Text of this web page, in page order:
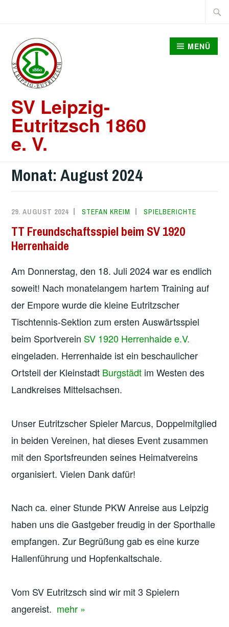
springen
Suche
SV Leipzig-
Eutritzsch 1860
e. V.
MENÜ
Monat:August 2024
29. AUGUST 2024 STEFAN KREIM SPIELBERICHTE
TT Freundschaftsspiel beim SV 1920
Herrenhaide
Am Donnerstag, den 18. Juli 2024 war es endlich
soweit! Nach monatelangem hartem Training auf
der Empore wurde die kleine Eutritzscher
Tischtennis-Sektion zum ersten Auswärtsspiel
beim Sportverein SV 1920 Herrenhaide e.V.
eingeladen. Herrenhaide ist ein beschaulicher
Ortsteil der Kleinstadt Burgstädt im Westen des
Landkreises Mittelsachsen.
Unser Eutritzscher Spieler Marcus, Doppelmitglied
in beiden Vereinen, hat dieses Event zusammen
mit den Sportsfreunden seines Heimatvereins
organisiert. Vielen Dank dafür!
Nach ca. einer Stunde PKW Anreise aus Leipzig
haben uns die Gastgeber freudig in der Sporthalle
empfangen. Zur Begrüßung gab es eine kurze
Hallenführung und Hopfenkaltschale.
Vom SV Eutritzsch sind wir mit 3 Spielern
angereist. mehr »